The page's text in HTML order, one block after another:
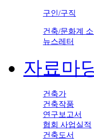
구인/구직
건축/문화계
뉴스레터
자료마
건축가
건축작품
연구보고서
협회 사업실적
건축도서